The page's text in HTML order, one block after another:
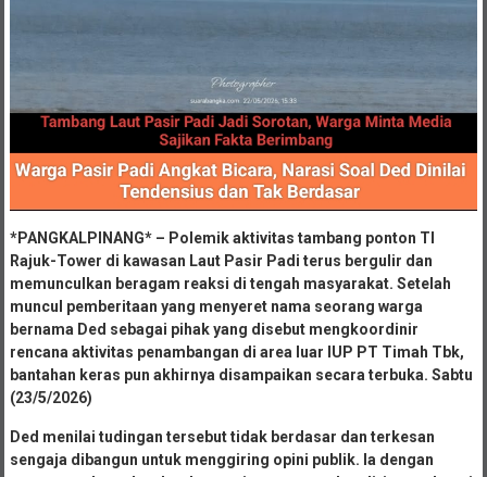
*PANGKALPINANG* – Polemik aktivitas tambang ponton TI
Rajuk-Tower di kawasan Laut Pasir Padi terus bergulir dan
memunculkan beragam reaksi di tengah masyarakat. Setelah
muncul pemberitaan yang menyeret nama seorang warga
bernama Ded sebagai pihak yang disebut mengkoordinir
rencana aktivitas penambangan di area luar IUP PT Timah Tbk,
bantahan keras pun akhirnya disampaikan secara terbuka. Sabtu
(23/5/2026)
Ded menilai tudingan tersebut tidak berdasar dan terkesan
sengaja dibangun untuk menggiring opini publik. Ia dengan